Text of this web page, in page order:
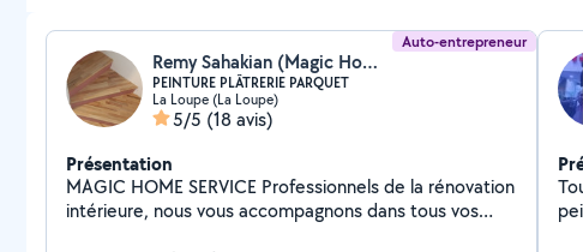
Auto-entrepreneur
Remy Sahakian (Magic Home Service)
PEINTURE PLÂTRERIE PARQUET
La Loupe (La Loupe)
5/5 (18 avis)
Présentation
MAGIC HOME SERVICE Professionnels de la rénovation
intérieure, nous vous accompagnons dans tous vos